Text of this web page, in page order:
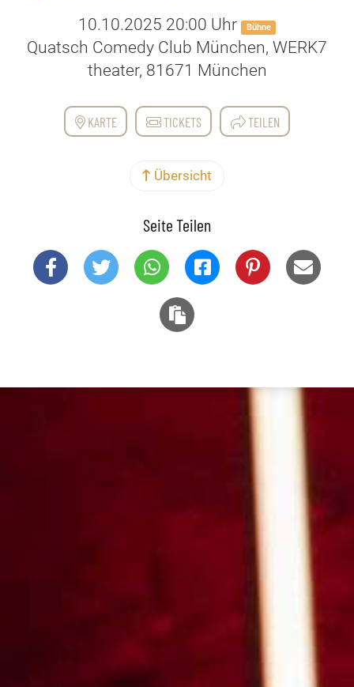
10.10.2025 20:00 Uhr Bühne
Quatsch Comedy Club München, WERK7
theater, 81671 München
KARTE TICKETS TEILEN
Übersicht
Seite Teilen